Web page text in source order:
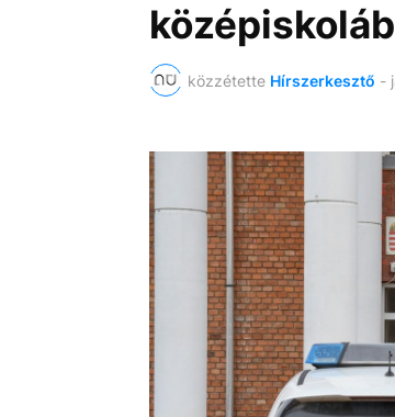
közzétette Hírszerkesztő -